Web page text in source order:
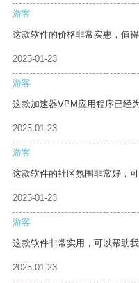
游客
这款软件的价格非常实惠，值得
2025-01-23
游客
这款加速器VPM应用程序已经
2025-01-23
游客
这款软件的社区氛围非常好，
2025-01-23
游客
这款软件非常实用，可以帮助我
2025-01-23